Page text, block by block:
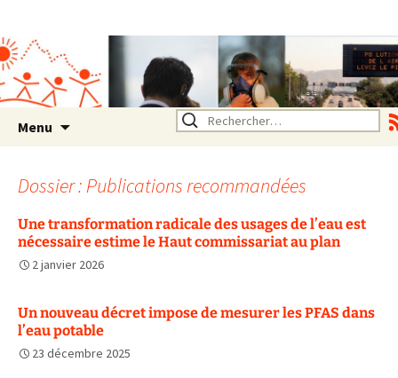
Rhône Alpes
Un environnement sain pour
la santé de tous
Menu Rechercher :
Dossier : Publications recommandées
Une transformation radicale des usages de l’eau est
nécessaire estime le Haut commissariat au plan
2 janvier 2026
Un nouveau décret impose de mesurer les PFAS dans
l’eau potable
23 décembre 2025